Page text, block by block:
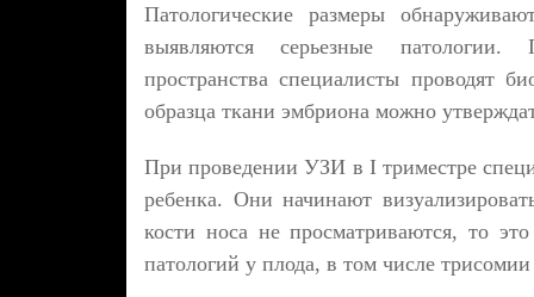
Патологические размеры
выявляются серьезные патологии.
пространства специалисты проводят
образца ткани эмбриона можно
При проведении УЗИ в I триместре
ребенка. Они начинают
кости носа не просматриваются, то
патологий у плода, в том числе